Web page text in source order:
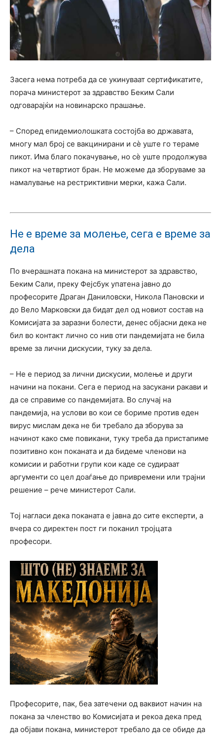
Засега нема потреба да се укинуваат сертификатите,
порача министерот за здравство Беким Сали
одговарајќи на новинарско прашање.
– Според епидемиолошката состојба во државата,
многу мал број се вакцинирани и сѐ уште го тераме
пикот. Има благо покачување, но сѐ уште продолжува
пикот на четвртиот бран. Не можеме да зборуваме за
намалување на рестриктивни мерки, кажа Сали.
Не е време за молење, сега е време за
дела
По вчерашната покана на министерот за здравство,
Беким Сали, преку Фејсбук упатена јавно до
професорите Драган Даниловски, Никола Пановски и
до Вело Марковски да бидат дел од новиот состав на
Комисијата за заразни болести, денес објасни дека не
бил во контакт лично со нив оти пандемијата не била
време за лични дискусии, туку за дела.
– Не е период за лични дискусии, молење и други
начини на покани. Сега е период на засукани ракави и
да се справиме со пандемијата. Во случај на
пандемија, на услови во кои се бориме против еден
вирус мислам дека не би требало да зборува за
начинот како сме повикани, туку треба да пристапиме
позитивно кон поканата и да бидеме членови на
комисии и работни групи кои каде се судираат
аргументи со цел доаѓање до привремени или трајни
решение – рече министерот Сали.
Тој нагласи дека поканата е јавна до сите експерти, а
вчера со директен пост ги поканил тројцата
професори.
Професорите, пак, беа затечени од ваквиот начин на
покана за членство во Комисијата и рекоа дека пред
да објави покана, министерот требало да се обиде да